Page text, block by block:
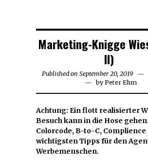
Marketing-Knigge
II)
Published on September 20, 2019
22,
2019
byPeter Ehm
Achtung: Ein flott realisierter
Besuch kann in die Hose
Colorcode, B-to-C, Complience
wichtigsten Tipps für den
Werbemenschen.